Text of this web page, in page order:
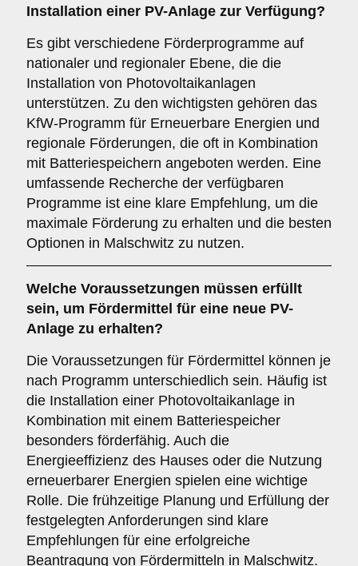
Installation einer PV-Anlage zur Verfügung?
Es gibt verschiedene Förderprogramme auf
nationaler und regionaler Ebene, die die
Installation von Photovoltaikanlagen
unterstützen. Zu den wichtigsten gehören das
KfW-Programm für Erneuerbare Energien und
regionale Förderungen, die oft in Kombination
mit Batteriespeichern angeboten werden. Eine
umfassende Recherche der verfügbaren
Programme ist eine klare Empfehlung, um die
maximale Förderung zu erhalten und die besten
Optionen in Malschwitz zu nutzen.
Welche Voraussetzungen müssen erfüllt
sein, um Fördermittel für eine neue PV-
Anlage zu erhalten?
Die Voraussetzungen für Fördermittel können je
nach Programm unterschiedlich sein. Häufig ist
die Installation einer Photovoltaikanlage in
Kombination mit einem Batteriespeicher
besonders förderfähig. Auch die
Energieeffizienz des Hauses oder die Nutzung
erneuerbarer Energien spielen eine wichtige
Rolle. Die frühzeitige Planung und Erfüllung der
festgelegten Anforderungen sind klare
Empfehlungen für eine erfolgreiche
Beantragung von Fördermitteln in Malschwitz.